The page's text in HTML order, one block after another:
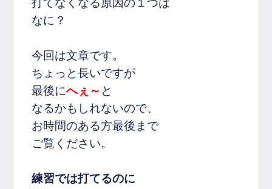
打てなくなる原因の１つは
なに？
今回は文章です。
ちょっと長いですが
最後にへぇ～ と
なるかもしれないので、
お時間のある方最後まで
ご覧ください。
練習では打てるのに